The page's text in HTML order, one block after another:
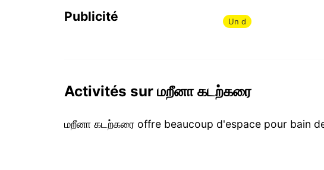
Publicité Un d
Activités sur மறீனா கடற்கரை
மறீனா கடற்கரை offre beaucoup d'espace pour bain